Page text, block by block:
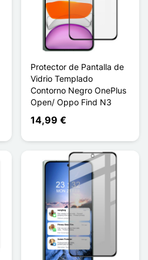
Protector de Pantalla de
Vidrio Templado
Contorno Negro OnePlus
Open/ Oppo Find N3
14,99 €